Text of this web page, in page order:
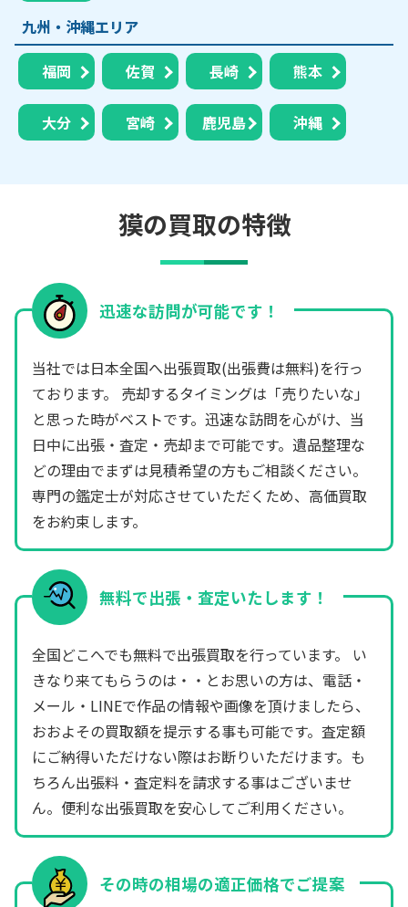
九州・沖縄エリア
福岡 佐賀 長崎 熊本
大分 宮崎 鹿児島 沖縄
獏の買取の特徴
迅速な訪問が可能です！
当社では日本全国へ出張買取(出張費は無料)を行っ
ております。 売却するタイミングは「売りたいな」
と思った時がベストです。迅速な訪問を心がけ、当
日中に出張・査定・売却まで可能です。遺品整理な
どの理由でまずは見積希望の方もご相談ください。
専門の鑑定士が対応させていただくため、高価買取
をお約束します。
無料で出張・査定いたします！
全国どこへでも無料で出張買取を行っています。 い
きなり来てもらうのは・・とお思いの方は、電話・
メール・LINEで作品の情報や画像を頂けましたら、
おおよその買取額を提示する事も可能です。査定額
にご納得いただけない際はお断りいただけます。も
ちろん出張料・査定料を請求する事はございませ
ん。便利な出張買取を安心してご利用ください。
その時の相場の適正価格でご提案